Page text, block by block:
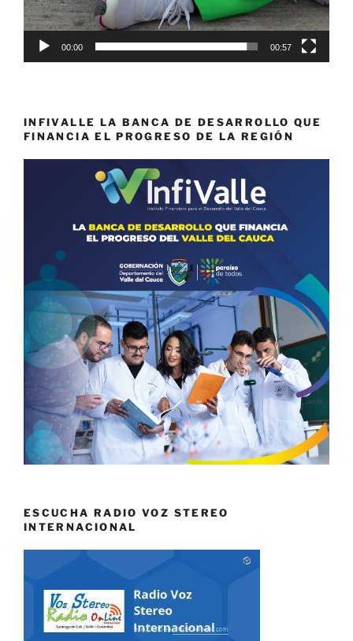
00:00 00:57
INFIVALLE LA BANCA DE DESARROLLO QUE
FINANCIA EL PROGRESO DE LA REGIÓN
ESCUCHA RADIO VOZ STEREO
INTERNACIONAL